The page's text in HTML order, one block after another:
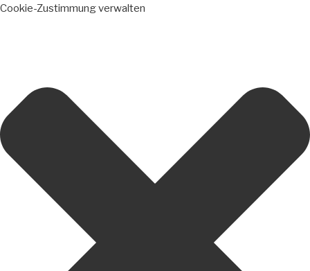
Cookie-Zustimmung verwalten